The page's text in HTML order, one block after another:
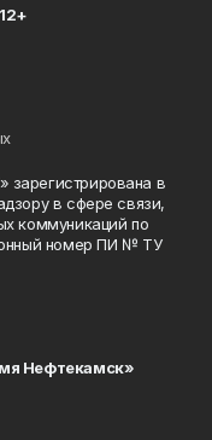
12+
в
в сфере связи,
коммуникаций по
номер ПИ № ТУ
Нефтекамск»